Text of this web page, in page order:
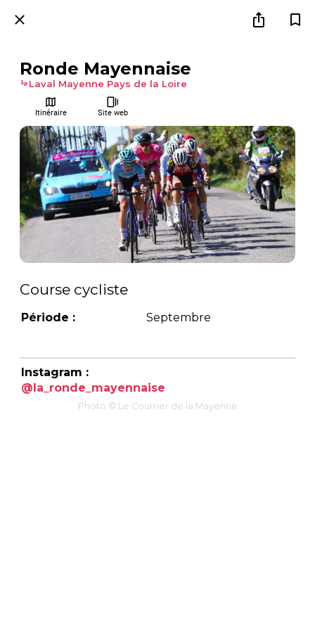
Ronde Mayennaise
Laval Mayenne Pays de la Loire
Itinéraire Site web
Course cycliste
Période : Septembre
Instagram :
@la_ronde_mayennaise
Photo © Le Courrier de la Mayenne